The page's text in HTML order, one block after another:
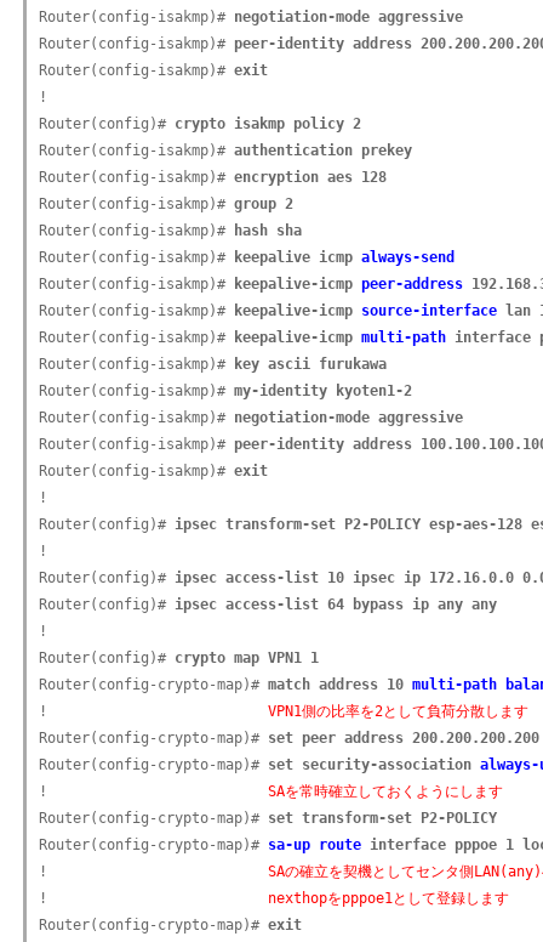
Router(config-isakmp)# negotiation-mode aggressive
Router(config-isakmp)# peer-identity address
Router(config-isakmp)# exit
!
Router(config)# crypto isakmp policy 2
Router(config-isakmp)# authentication prekey
Router(config-isakmp)# encryption aes 128
Router(config-isakmp)# group 2
Router(config-isakmp)# hash sha
Router(config-isakmp)# keepalive icmp always-send
Router(config-isakmp)# keepalive-icmp peer-address
Router(config-isakmp)# keepalive-icmp source-interface lan
Router(config-isakmp)# keepalive-icmp multi-path interface
Router(config-isakmp)# key ascii furukawa
Router(config-isakmp)# my-identity kyoten1-2
Router(config-isakmp)# negotiation-mode aggressive
Router(config-isakmp)# peer-identity address
Router(config-isakmp)# exit
!
Router(config)# ipsec transform-set P2-POLICY esp-aes-128
!
Router(config)# ipsec access-list 10 ipsec ip 172.16.0.0
Router(config)# ipsec access-list 64 bypass ip any any
!
Router(config)# crypto map VPN1 1
Router(config-crypto-map)# match address 10 multi-path
! VPN1側の比率を2として負荷分散します
Router(config-crypto-map)# set peer address 200.200.200.200
Router(config-crypto-map)# set security-association always-
! SAを常時確立しておくようにします
Router(config-crypto-map)# set transform-set P2-POLICY
Router(config-crypto-map)# sa-up route interface pppoe 1
! SAの確立を契機としてセンタ側
! nexthopをpppoe1として登録します
Router(config-crypto-map)# exit